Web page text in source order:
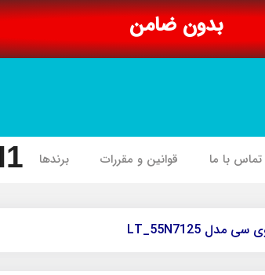
بدون ضامن
تماس با ما قوانین و مقررات برندها